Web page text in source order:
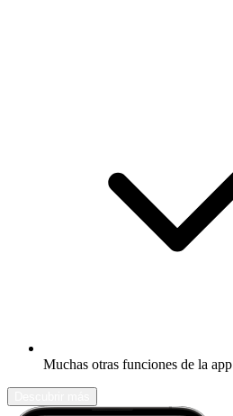
Muchas otras funciones de la app